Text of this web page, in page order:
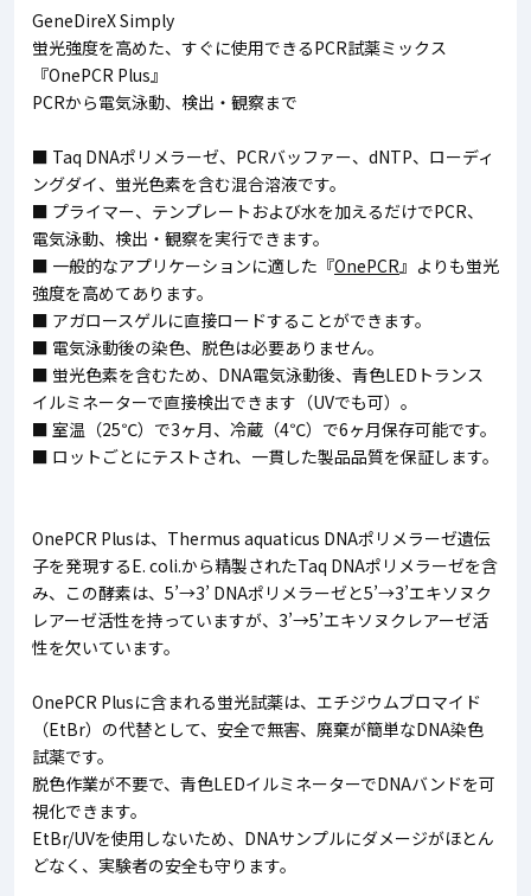
GeneDireX Simply
蛍光強度を高めた、すぐに使用できるPCR試薬ミックス
『OnePCR Plus』
PCRから電気泳動、検出・観察まで
■ Taq DNAポリメラーゼ、PCRバッファー、dNTP、ローディ
ングダイ、蛍光色素を含む混合溶液です。
■ プライマー、テンプレートおよび水を加えるだけでPCR、
電気泳動、検出・観察を実行できます。
■ 一般的なアプリケーションに適した『OnePCR』よりも蛍光
強度を高めてあります。
■ アガロースゲルに直接ロードすることができます。
■ 電気泳動後の染色、脱色は必要ありません。
■ 蛍光色素を含むため、DNA電気泳動後、青色LEDトランス
イルミネーターで直接検出できます（UVでも可）。
■ 室温（25℃）で3ヶ月、冷蔵（4℃）で6ヶ月保存可能です。
■ ロットごとにテストされ、一貫した製品品質を保証します。
OnePCR Plusは、Thermus aquaticus DNAポリメラーゼ遺伝
子を発現するE. coli.から精製されたTaq DNAポリメラーゼを含
み、この酵素は、5’→3’ DNAポリメラーゼと5’→3’エキソヌク
レアーゼ活性を持っていますが、3’→5’エキソヌクレアーゼ活
性を欠いています。
OnePCR Plusに含まれる蛍光試薬は、エチジウムブロマイド
（EtBr）の代替として、安全で無害、廃棄が簡単なDNA染色
試薬です。
脱色作業が不要で、青色LEDイルミネーターでDNAバンドを可
視化できます。
EtBr/UVを使用しないため、DNAサンプルにダメージがほとん
どなく、実験者の安全も守ります。